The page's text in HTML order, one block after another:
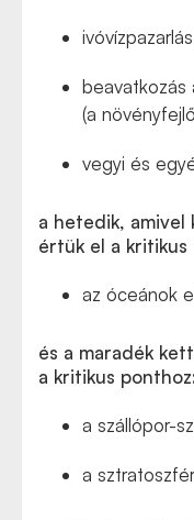
beavatkozás
(a
vegyi és
a hetedik, amivel
értük el a
az óceánok
és a maradék
a kritikus
a szállópor-
a